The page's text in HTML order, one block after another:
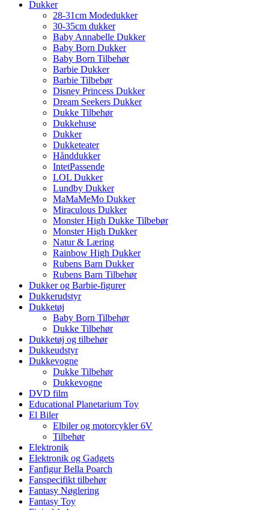
Dukker
28-31cm Modedukker
30-35cm dukker
Baby Annabelle Dukker
Baby Born Dukker
Baby Born Tilbehør
Barbie Dukker
Barbie Tilbebør
Disney Princess Dukker
Dream Seekers Dukker
Dukke Tilbehør
Dukkehuse
Dukker
Dukketeater
Hånddukker
IntetPassende
LOL Dukker
Lundby Dukker
MaMaMeMo Dukker
Miraculous Dukker
Monster High Dukke Tilbebør
Monster High Dukker
Natur & Læring
Rainbow High Dukker
Rubens Barn Dukker
Rubens Barn Tilbehør
Dukker og Barbie-figurer
Dukkerudstyr
Dukketøj
Baby Born Tilbehør
Dukke Tilbehør
Dukketøj og tilbehør
Dukkeudstyr
Dukkevogne
Dukke Tilbehør
Dukkevogne
DVD film
Educational Planetarium Toy
El Biler
Elbiler og motorcykler 6V
Tilbehør
Elektronik
Elektronik og Gadgets
Fanfigur Bella Poarch
Fanspecifikt tilbehør
Fantasy Nøglering
Fantasy Toy